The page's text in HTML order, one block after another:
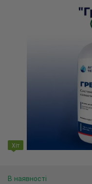
Хіт
В наявності